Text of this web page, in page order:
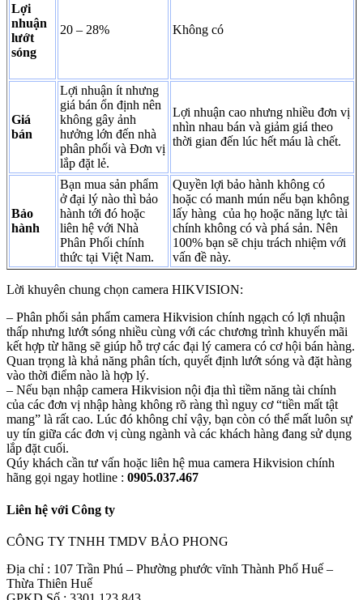
Lợi
nhuận
lướt
sóng
20 – 28% Không có
Giá
bán
Lợi nhuận ít nhưng
giá bán ổn định nên
không gây ảnh
hưởng lớn đến nhà
phân phối và Đơn vị
lắp đặt lẻ.
Lợi nhuận cao nhưng nhiều đơn vị
nhìn nhau bán và giảm giá theo
thời gian đến lúc hết máu là chết.
Bảo
hành
Bạn mua sản phẩm
ở đại lý nào thì bảo
hành tới đó hoặc
liên hệ với Nhà
Phân Phối chính
thức tại Việt Nam.
Quyền lợi bảo hành không có
hoặc có manh mún nếu bạn không
lấy hàng của họ hoặc năng lực tài
chính không có và phá sản. Nên
100% bạn sẽ chịu trách nhiệm với
vấn đề này.
Lời khuyên chung chọn camera HIKVISION:
– Phân phối sản phẩm camera Hikvision chính ngạch có lợi nhuận
thấp nhưng lướt sóng nhiều cùng với các chương trình khuyến mãi
kết hợp từ hãng sẽ giúp hỗ trợ các đại lý camera có cơ hội bán hàng.
Quan trọng là khả năng phân tích, quyết định lướt sóng và đặt hàng
vào thời điểm nào là hợp lý.
– Nếu bạn nhập camera Hikvision nội địa thì tiềm năng tài chính
của các đơn vị nhập hàng không rõ ràng thì nguy cơ “tiền mất tật
mang” là rất cao. Lúc đó không chỉ vậy, bạn còn có thể mất luôn sự
uy tín giữa các đơn vị cùng ngành và các khách hàng đang sử dụng
lắp đặt cuối.
Qúy khách cần tư vấn hoặc liên hệ mua camera Hikvision chính
hãng gọi ngay hotline : 0905.037.467
Liên hệ với Công ty
CÔNG TY TNHH TMDV BẢO PHONG
Địa chỉ : 107 Trần Phú – Phường phước vĩnh Thành Phố Huế –
Thừa Thiên Huế